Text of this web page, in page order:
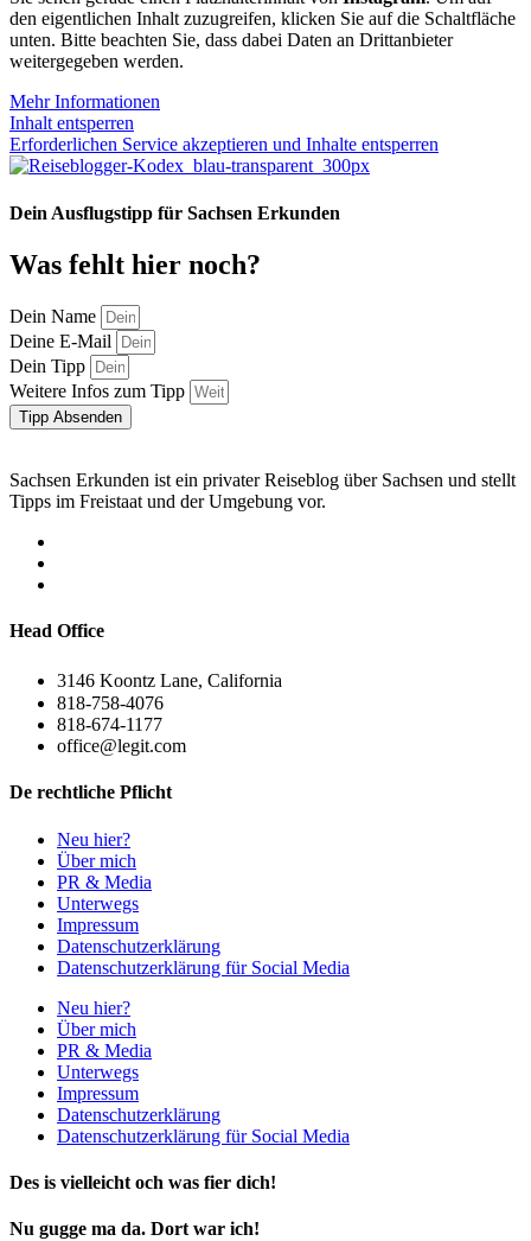
den eigentlichen Inhalt zuzugreifen, klicken Sie auf die Schaltfläche
unten. Bitte beachten Sie, dass dabei Daten an Drittanbieter
weitergegeben werden.
Mehr Informationen
Inhalt entsperren
Erforderlichen Service akzeptieren und Inhalte entsperren
Dein Ausflugstipp für Sachsen Erkunden
Was fehlt hier noch?
Dein Name
Deine E-Mail
Dein Tipp
Weitere Infos zum Tipp
Tipp Absenden
Sachsen Erkunden ist ein privater Reiseblog über Sachsen und stellt
Tipps im Freistaat und der Umgebung vor.
Head Office
3146 Koontz Lane, California
818-758-4076
818-674-1177
office@legit.com
De rechtliche Pflicht
Neu hier?
Über mich
PR & Media
Unterwegs
Impressum
Datenschutzerklärung
Datenschutzerklärung für Social Media
Neu hier?
Über mich
PR & Media
Unterwegs
Impressum
Datenschutzerklärung
Datenschutzerklärung für Social Media
Des is vielleicht och was fier dich!
Nu gugge ma da. Dort war ich!